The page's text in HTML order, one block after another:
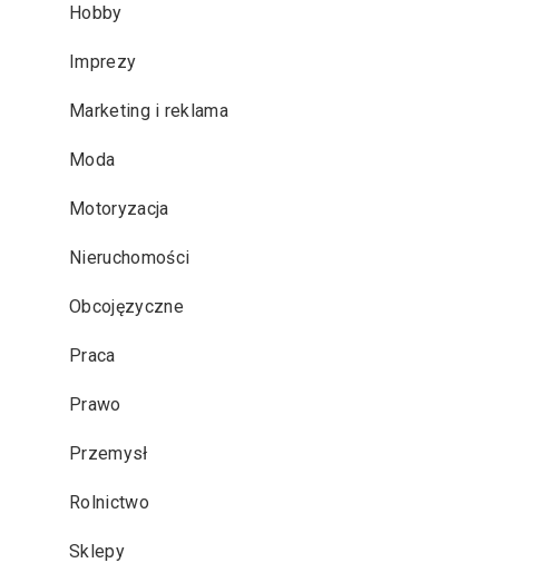
Hobby
Imprezy
Marketing i reklama
Moda
Motoryzacja
Nieruchomości
Obcojęzyczne
Praca
Prawo
Przemysł
Rolnictwo
Sklepy